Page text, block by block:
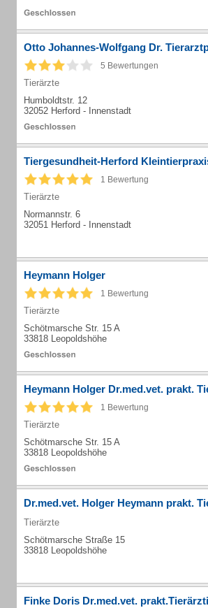
Otto Johannes-Wolfgang Dr.
5 Bewertungen
Tierärzte
Humboldtstr. 12
32052 Herford - Innenstadt
Tiergesundheit-Herford
1 Bewertung
Tierärzte
Normannstr. 6
32051 Herford - Innenstadt
Heymann Holger
1 Bewertung
Tierärzte
Schötmarsche Str. 15 A
33818 Leopoldshöhe
Heymann Holger Dr.med.vet. prakt.
1 Bewertung
Tierärzte
Schötmarsche Str. 15 A
33818 Leopoldshöhe
Dr.med.vet. Holger Heymann prakt.
Tierärzte
Schötmarsche Straße 15
33818 Leopoldshöhe
Finke Doris Dr.med.vet.